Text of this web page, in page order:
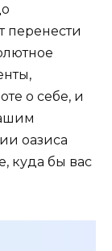
перенести
о себе, и
оазиса
куда бы вас